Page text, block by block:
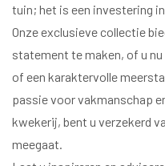
tuin; het is een investering
Onze exclusieve collectie
statement te maken, of u
of een karaktervolle
passie voor vakmanschap
kwekerij, bent u verzekerd
meegaat.